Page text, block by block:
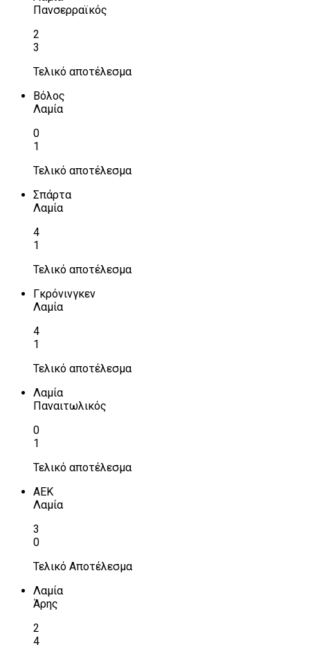
Πανσερραϊκός
2
3
Τελικό αποτέλεσμα
Βόλος
Λαμία
0
1
Τελικό αποτέλεσμα
Σπάρτα
Λαμία
4
1
Τελικό αποτέλεσμα
Γκρόνινγκεν
Λαμία
4
1
Τελικό αποτέλεσμα
Λαμία
Παναιτωλικός
0
1
Τελικό αποτέλεσμα
ΑΕΚ
Λαμία
3
0
Τελικό Αποτέλεσμα
Λαμία
Άρης
2
4